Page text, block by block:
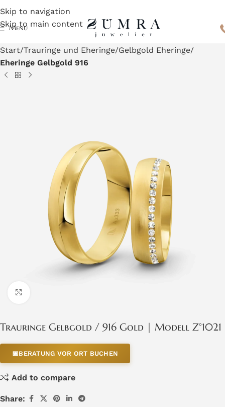
Skip to navigation
Skip to main content
Menu
Start Trauringe und Eheringe Gelbgold Eheringe
Eheringe Gelbgold 916
Trauringe Gelbgold / 916 Gold | Modell Z°1021
📅BERATUNG VOR ORT BUCHEN
Add to compare
Share: